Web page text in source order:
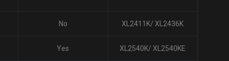
XL2411K/ XL2436K
XL2540K/ XL2540KE